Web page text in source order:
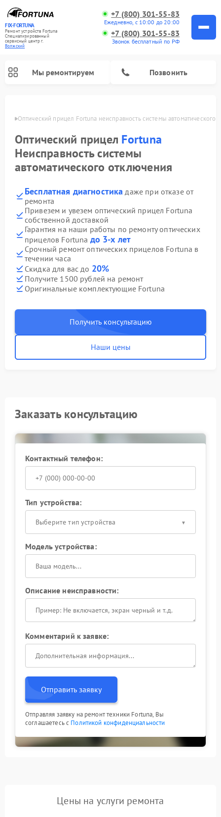
FIX-FORTUNA
Ремонт устройств Fortuna
Специализированный
cервисный центр г.
Волжский
+7 (800) 301-55-83
Ежедневно, с 10:00 до 20:00
+7 (800) 301-55-83
Звонок бесплатный по РФ
Мы ремонтируем Позвонить
Оптический прицел Fortuna неисправность системы автоматического
Оптический прицел Fortuna
Неисправность системы
автоматического отключения
Бесплатная диагностика даже при отказе от
ремонта
Привезем и увезем оптический прицел Fortuna
собственной доставкой
Гарантия на наши работы по ремонту оптических
прицелов Fortuna до 3-х лет
Срочный ремонт оптических прицелов Fortuna в
течении часа
Скидка для вас до 20%
Получите 1500 рублей на ремонт
Оригинальные комплектующие Fortuna
Получить консультацию
Наши цены
Заказать консультацию
Контактный телефон:
Тип устройства:
Выберите тип устройства
Модель устройства:
Описание неисправности:
Комментарий к заявке:
Отправить заявку
Отправляя заявку на ремонт техники Fortuna, Вы
соглашаетесь с Политикой конфиденциальности
Цены на услуги ремонта